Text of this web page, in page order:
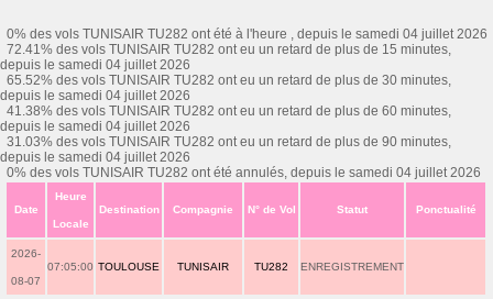
0% des vols TUNISAIR TU282 ont été à l'heure , depuis le samedi 04 juillet 2026
72.41% des vols TUNISAIR TU282 ont eu un retard de plus de 15 minutes,
depuis le samedi 04 juillet 2026
65.52% des vols TUNISAIR TU282 ont eu un retard de plus de 30 minutes,
depuis le samedi 04 juillet 2026
41.38% des vols TUNISAIR TU282 ont eu un retard de plus de 60 minutes,
depuis le samedi 04 juillet 2026
31.03% des vols TUNISAIR TU282 ont eu un retard de plus de 90 minutes,
depuis le samedi 04 juillet 2026
0% des vols TUNISAIR TU282 ont été annulés, depuis le samedi 04 juillet 2026
Date
Heure
Locale
Destination Compagnie N° de Vol Statut Ponctualité
2026-
08-07
07:05:00 TOULOUSE TUNISAIR TU282 ENREGISTREMENT